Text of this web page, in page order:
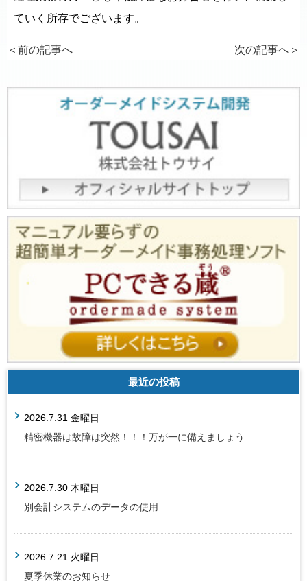
ていく所存でございます。
＜前の記事へ 次の記事へ ＞
最近の投稿
2026.7.31 金曜日
精密機器は故障は突然！！！万が一に備えましょう
2026.7.30 木曜日
別会計システムのデータの使用
2026.7.21 火曜日
夏季休業のお知らせ